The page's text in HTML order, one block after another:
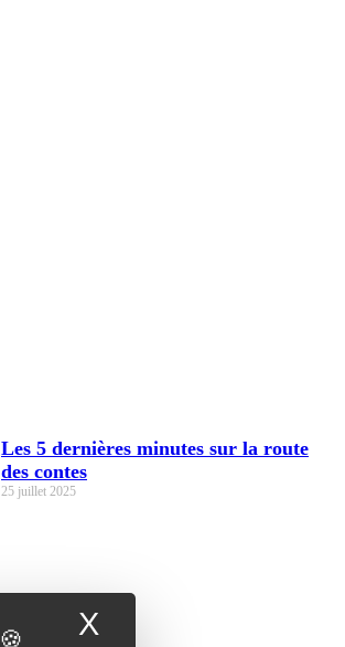
X
Les 5 dernières minutes sur la route
des contes
25 juillet 2025